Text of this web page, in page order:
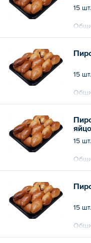
15 шт.
15 шт.
15 шт.
15 шт.